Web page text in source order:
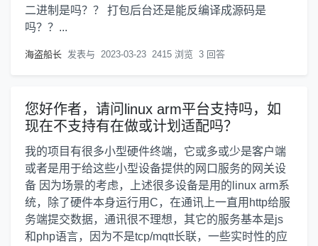
二进制是吗？？ 打包后台还是能反编译成源码是
吗？？...
海盗船长 发表与 2023-03-23 2415 浏览 3 回答
您好作者，请问linux arm平台支持吗，如
现在不支持有在做或计划适配吗？
我的项目有很多小型硬件终端，它或多或少是客户端
或者是用于给这些小型设备提供的网口服务的网关设
备 因为场景的考虑，上述很多设备是用的linux arm系
统，除了硬件本身运行用C，在通讯上一直用http给服
务端提交数据，通讯很不理想，其它的服务基本是js
和php语言，因为不是tcp/mqtt长联，一些实时性的应